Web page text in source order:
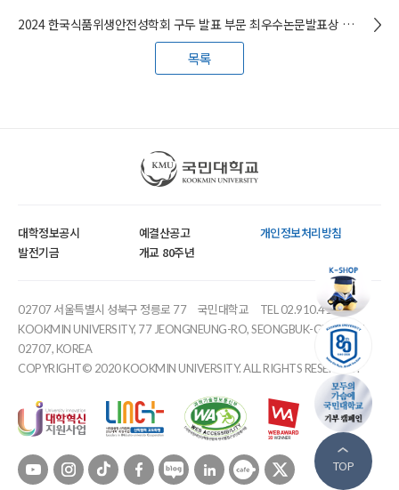
2024 한국식품위생안전성학회 구두 발표 부문 최우수논문발표상 수상 / 서연희(일반대학원 식품영양학과 석사과정 23) 학생
목록
TOP
국민대학교
대학정보공시 예결산공고
개인정보처리방침
발전기금
개교 80주년
02707 서울특별시 성북구 정릉로 77 국민대학교
TEL 02.910.4114
KOOKMIN UNIVERSITY, 77 JEONGNEUNG-RO, SEONGBUK-GU, SEOUL,
02707, KOREA
COPYRIGHT© 2020 KOOKMIN UNIVERSITY. ALL RIGHTS RESERVED.
유튜브 인스타 틱톡 페이스북블로그 링크드인카페 트위터